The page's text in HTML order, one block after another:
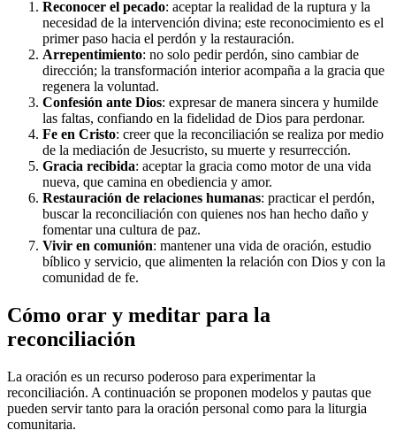
Reconocer el pecado: aceptar la realidad de la ruptura y la
necesidad de la intervención divina; este reconocimiento es el
primer paso hacia el perdón y la restauración.
Arrepentimiento: no solo pedir perdón, sino cambiar de
dirección; la transformación interior acompaña a la gracia que
regenera la voluntad.
Confesión ante Dios: expresar de manera sincera y humilde
las faltas, confiando en la fidelidad de Dios para perdonar.
Fe en Cristo: creer que la reconciliación se realiza por medio
de la mediación de Jesucristo, su muerte y resurrección.
Gracia recibida: aceptar la gracia como motor de una vida
nueva, que camina en obediencia y amor.
Restauración de relaciones humanas: practicar el perdón,
buscar la reconciliación con quienes nos han hecho daño y
fomentar una cultura de paz.
Vivir en comunión: mantener una vida de oración, estudio
bíblico y servicio, que alimenten la relación con Dios y con la
comunidad de fe.
Cómo orar y meditar para la
reconciliación
La oración es un recurso poderoso para experimentar la
reconciliación. A continuación se proponen modelos y pautas que
pueden servir tanto para la oración personal como para la liturgia
comunitaria.